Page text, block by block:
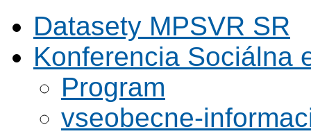
Datasety MPSVR SR
Konferencia Sociálna
Program
vseobecne-